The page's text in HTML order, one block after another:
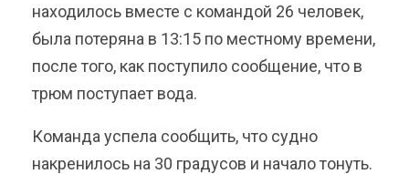
находилось вместе с командой 26 человек,
была потеряна в 13:15 по местному времени,
после того, как поступило сообщение, что в
трюм поступает вода.
Команда успела сообщить, что судно
накренилось на 30 градусов и начало тонуть.